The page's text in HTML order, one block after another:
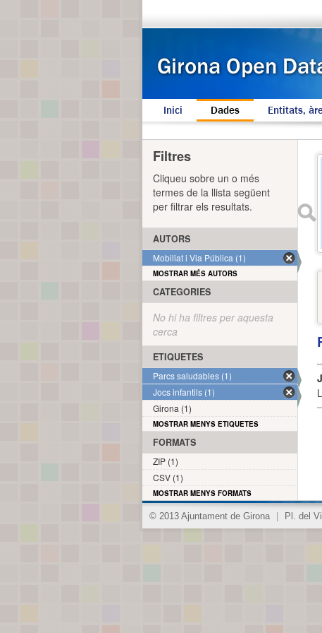
Inici Dades Entitats,
Filtres
Cliqueu sobre un o més
termes de la llista següent
per filtrar els resultats.
AUTORS
Mobiliat i Via Pública (1)
MOSTRAR MÉS AUTORS
CATEGORIES
No hi ha filtres per aquesta
cerca
ETIQUETES
Parcs saludables (1)
Jocs infantils (1)
Girona (1)
MOSTRAR MENYS ETIQUETES
FORMATS
ZIP (1)
CSV (1)
MOSTRAR MENYS FORMATS
© 2013 Ajuntament de Girona Pl. del